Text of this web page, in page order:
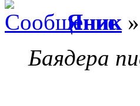
Яник»
Баядера